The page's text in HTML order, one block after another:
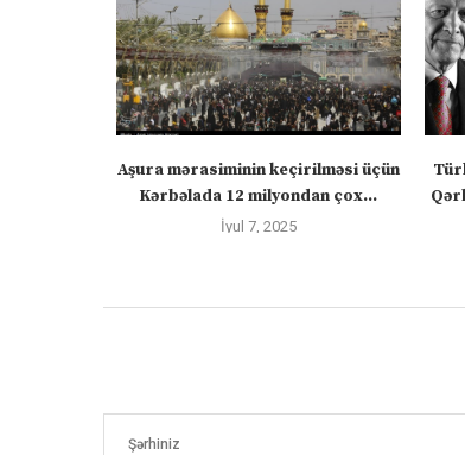
Aşura mərasiminin keçirilməsi üçün
Kərbəlada 12 milyondan çox...
İyul 7, 2025